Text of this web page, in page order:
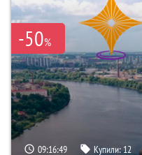
-50%
09:16:47 Купили:12